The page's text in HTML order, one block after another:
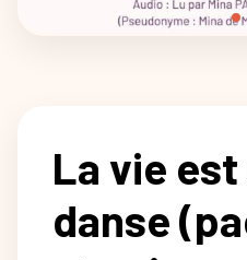
La vie
danse